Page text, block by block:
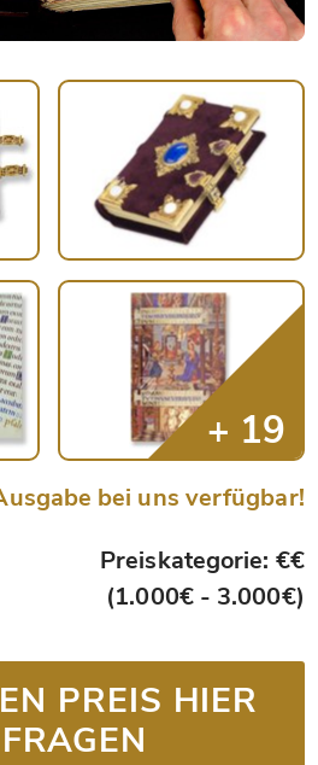
bei uns verfügbar!
Preiskategorie: €€
(1.000€ - 3.000€)
PREIS HIER